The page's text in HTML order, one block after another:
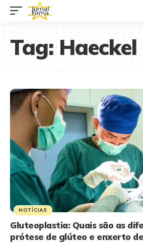
Tag:
NOTÍCIAS
Gluteoplastia: Quais são as
prótese de glúteo e enxerto